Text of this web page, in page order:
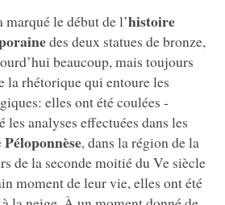
le début de l’histoire
des deux statues de bronze,
beaucoup, mais toujours
la rhétorique qui entoure les
elles ont été coulées -
analyses effectuées dans les
Péloponnèse, dans la région de la
de la seconde moitié du Ve siècle
moment de leur vie, elles ont été